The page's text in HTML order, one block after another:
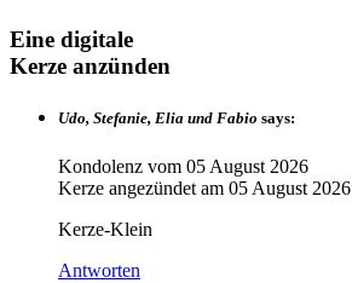
Eine digitale
Kerze anzünden
Udo, Stefanie, Elia und Fabio says:
Kondolenz vom 05 August 2026
Kerze angezündet am 05 August 2026
Kerze-Klein
Antworten